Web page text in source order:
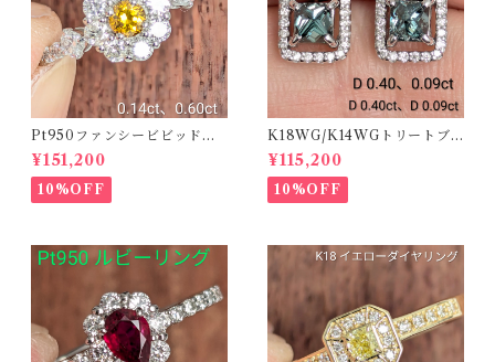
Pt950ファンシービビッドオ
レンジィイエローダイヤリン
グ D 0.144ct D 0.60ct【PR
O208782】
¥151,200
10%OFF
K18WG/K14WGトリートブ
ルーダイヤピアス 【PRO20
8939】
¥115,200
10%OFF